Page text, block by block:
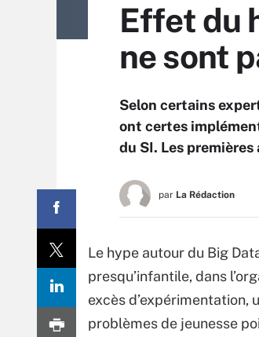
Effet du
ne sont
Selon certains
ont certes
du SI. Les
par La Rédaction
Le hype autour du Big
presqu’infantile, dans
excès d’expérimentation,
problèmes de jeunesse